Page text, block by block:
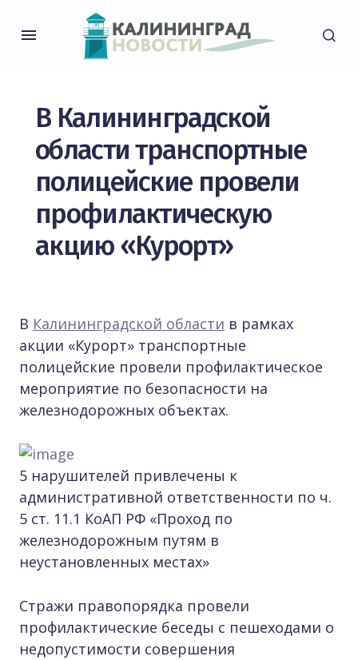
В Калининградской
области транспортные
полицейские провели
профилактическую
акцию «Курорт»
В Калининградской области в рамках
акции «Курорт» транспортные
полицейские провели профилактическое
мероприятие по безопасности на
железнодорожных объектах.
5 нарушителей привлечены к
административной ответственности по ч.
5 ст. 11.1 КоАП РФ «Проход по
железнодорожным путям в
неустановленных местах»
Стражи правопорядка провели
профилактические беседы с пешеходами о
недопустимости совершения